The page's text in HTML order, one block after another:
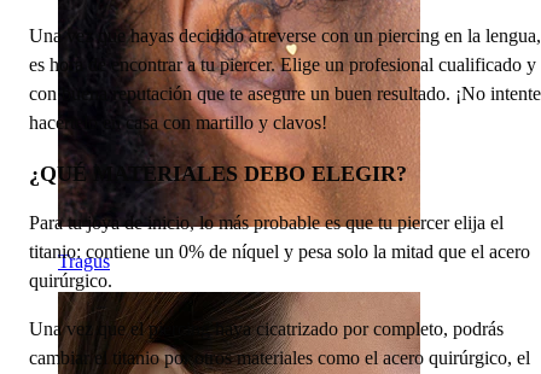
Tragus
Una vez que hayas decidido atreverse con un piercing en la lengua,
es hora de encontrar a tu piercer. Elige un profesional cualificado y
con buena reputación que te asegure un buen resultado. ¡No
hacértelo en casa con martillo y clavos!
¿QUÉ MATERIALES DEBO ELEGIR?
Para tu joya de inicio, lo más probable es que tu piercer elija el
titanio: contiene un 0% de níquel y pesa solo la mitad que el acero
quirúrgico.
Una vez que el piercing haya cicatrizado por completo, podrás
cambiar el titanio por otros materiales como el acero quirúrgico, el